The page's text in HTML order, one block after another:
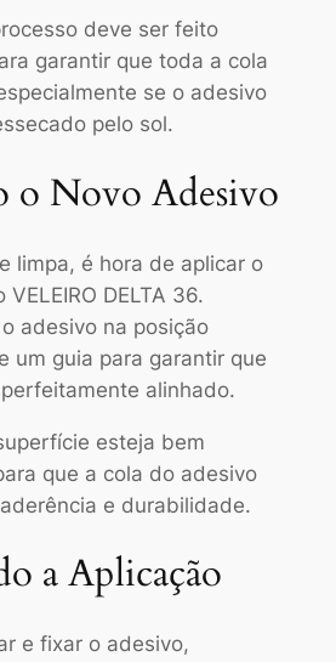
deve ser feito
garantir que toda a cola
se o adesivo
pelo sol.
o Novo Adesivo
limpa, é hora de aplicar o
DELTA 36.
adesivo na posição
um guia para garantir que
alinhado.
esteja bem
que a cola do adesivo
e durabilidade.
a Aplicação
e fixar o adesivo,